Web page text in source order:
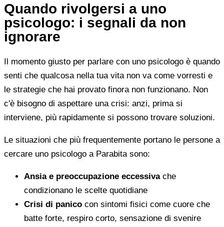
Quando rivolgersi a uno
psicologo: i segnali da non
ignorare
Il momento giusto per parlare con uno psicologo è quando
senti che qualcosa nella tua vita non va come vorresti e
le strategie che hai provato finora non funzionano. Non
c'è bisogno di aspettare una crisi: anzi, prima si
interviene, più rapidamente si possono trovare soluzioni.
Le situazioni che più frequentemente portano le persone a
cercare uno psicologo a Parabita sono:
Ansia e preoccupazione eccessivache
condizionano le scelte quotidiane
Crisi di panico con sintomi fisici come cuore che
batte forte, respiro corto, sensazione di svenire